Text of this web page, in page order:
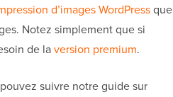
d’images WordPressque
Notez simplement que si
de laversion premium.
suivre notre guide sur